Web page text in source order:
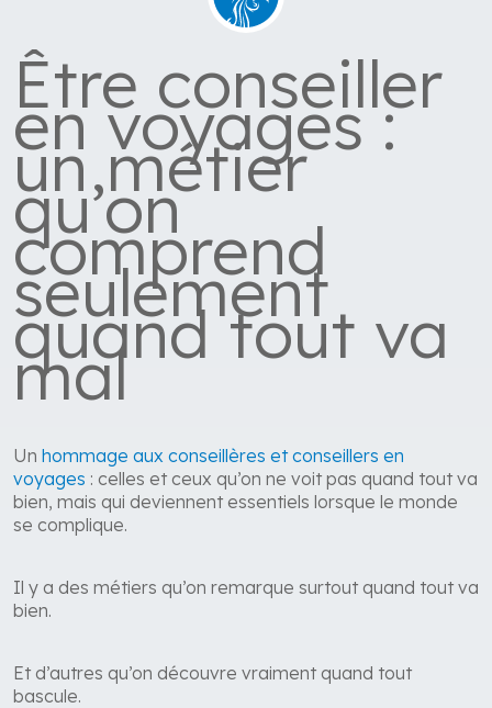
Être conseiller
en voyages :
un métier
qu’on
comprend
seulement
quand tout va
mal
Un hommage aux conseillères et conseillers en
voyages : celles et ceux qu’on ne voit pas quand tout va
bien, mais qui deviennent essentiels lorsque le monde
se complique.
Il y a des métiers qu’on remarque surtout quand tout va
bien.
Et d’autres qu’on découvre vraiment quand tout
bascule.